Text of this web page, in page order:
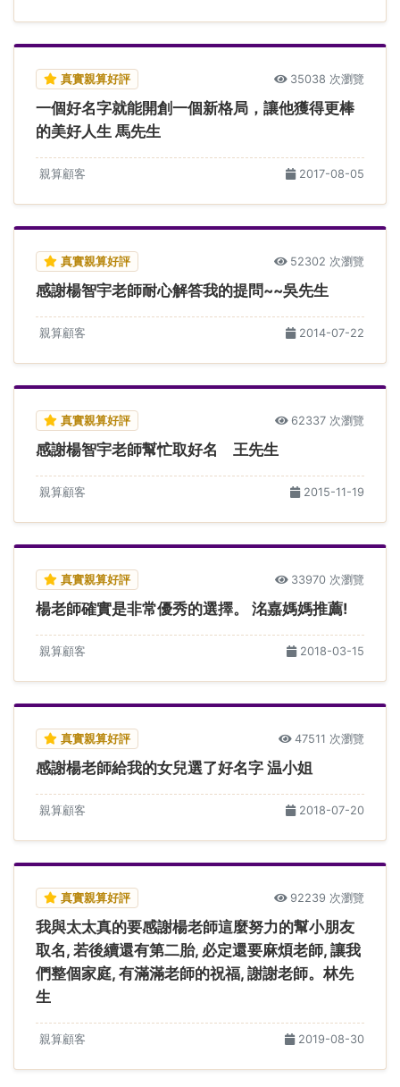
真實親算好評 35038 次瀏覽
一個好名字就能開創一個新格局，讓他獲得更棒
的美好人生 馬先生
親算顧客 2017-08-05
真實親算好評 52302 次瀏覽
感謝楊智宇老師耐心解答我的提問~~吳先生
親算顧客 2014-07-22
真實親算好評 62337 次瀏覽
感謝楊智宇老師幫忙取好名 王先生
親算顧客 2015-11-19
真實親算好評 33970 次瀏覽
楊老師確實是非常優秀的選擇。 洺嘉媽媽推薦!
親算顧客 2018-03-15
真實親算好評 47511 次瀏覽
感謝楊老師給我的女兒選了好名字 温小姐
親算顧客 2018-07-20
真實親算好評 92239 次瀏覽
我與太太真的要感謝楊老師這麼努力的幫小朋友
取名, 若後續還有第二胎, 必定還要麻煩老師, 讓我
們整個家庭, 有滿滿老師的祝福, 謝謝老師。林先
生
親算顧客 2019-08-30